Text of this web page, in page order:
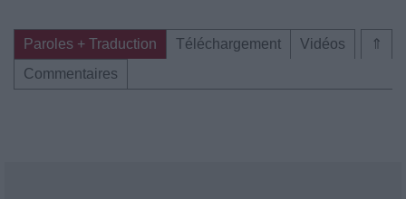
⇑
Paroles + Traduction Téléchargement
Vidéos
Commentaires